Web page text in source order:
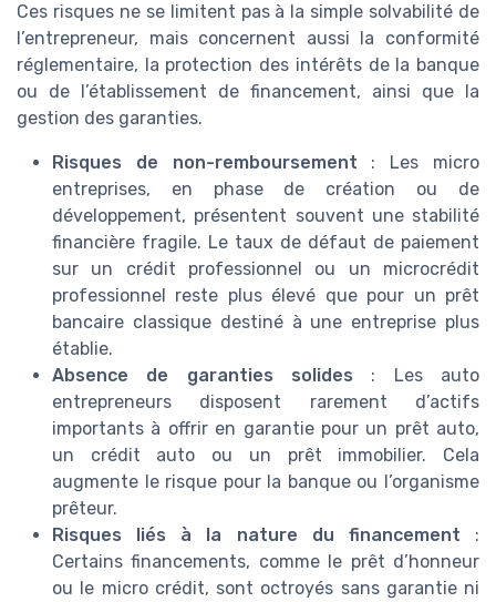
Ces risques ne se limitent pas à la simple solvabilité de
l’entrepreneur, mais concernent aussi la conformité
réglementaire, la protection des intérêts de la banque
ou de l’établissement de financement, ainsi que la
gestion des garanties.
Risques de non-remboursement : Les micro
entreprises, en phase de création ou de
développement, présentent souvent une stabilité
financière fragile. Le taux de défaut de paiement
sur un crédit professionnel ou un microcrédit
professionnel reste plus élevé que pour un prêt
bancaire classique destiné à une entreprise plus
établie.
Absence de garanties solides : Les auto
entrepreneurs disposent rarement d’actifs
importants à offrir en garantie pour un prêt auto,
un crédit auto ou un prêt immobilier. Cela
augmente le risque pour la banque ou l’organisme
prêteur.
Risques liés à la nature du financement :
Certains financements, comme le prêt d’honneur
ou le micro crédit, sont octroyés sans garantie ni